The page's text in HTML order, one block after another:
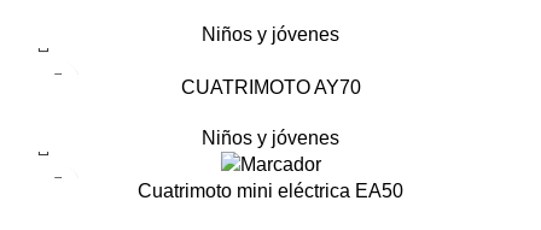
Niños y jóvenes
CUATRIMOTO AY70
Niños y jóvenes
Cuatrimoto mini eléctrica EA50